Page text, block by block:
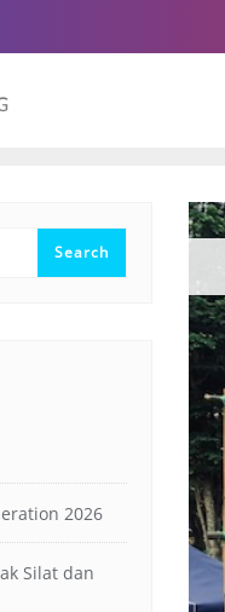
2026
Silat dan